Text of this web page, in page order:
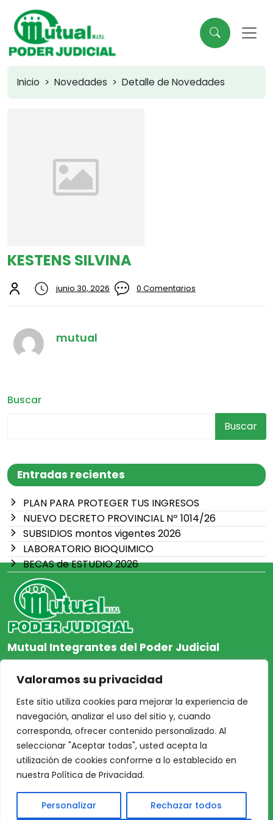
Valoramos su privacidad
Este sitio utiliza cookies para mejorar la experiencia de
navegación, analizar el uso del sitio y, cuando
corresponda, ofrecer contenido personalizado. Al
seleccionar "Aceptar todas", usted acepta la
utilización de cookies conforme a lo establecido en
nuestra Política de Privacidad.
Personalizar Rechazar todos
Buscar
Buscar
Entradas recientes
PLAN PARA PROTEGER TUS INGRESOS
NUEVO DECRETO PROVINCIAL Nº 1014/26
SUBSIDIOS montos vigentes 2026
LABORATORIO BIOQUIMICO
BECAS de ESTUDIO 2026
Inicio Novedades Detalle de Novedades
KESTENS SILVINA
junio 30, 2026 0 Comentarios
mutual
Mutual Integrantes del Poder Judicial
afiliacion@mjpj.org.ar
+54 9 342 467-4510
NOSOTROS
Inicio
Acceso Asociados
Nosotros
CENTRO DE AYUDA
Protección de Datos
Personales